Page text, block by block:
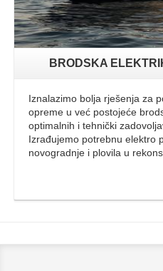
BRODSKA
Iznalazimo bolja rješenja za
opreme u već postojeće
optimalnih i tehnički
Izrađujemo potrebnu elektro
novogradnje i plovila u